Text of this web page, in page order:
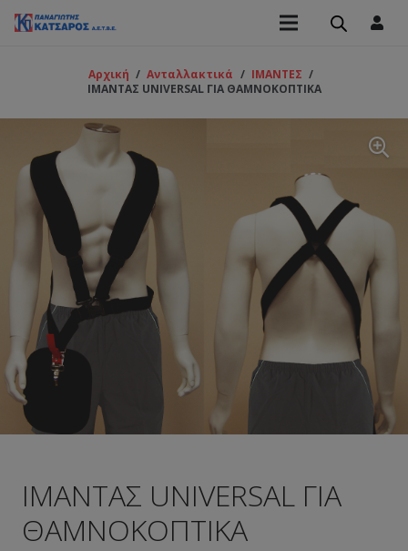
Αρχική / Ανταλλακτικά / ΙΜΑΝΤΕΣ /
ΙΜΑΝΤΑΣ UNIVERSAL ΓΙΑ ΘΑΜΝΟΚΟΠΤΙΚΑ
ΙΜΑΝΤΑΣ UNIVERSAL ΓΙΑ
ΘΑΜΝΟΚΟΠΤΙΚΑ